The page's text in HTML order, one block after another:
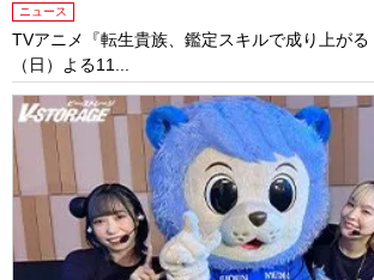
ニュース
TVアニメ『転生貴族、鑑定スキルで成り上が
（日）よる11...